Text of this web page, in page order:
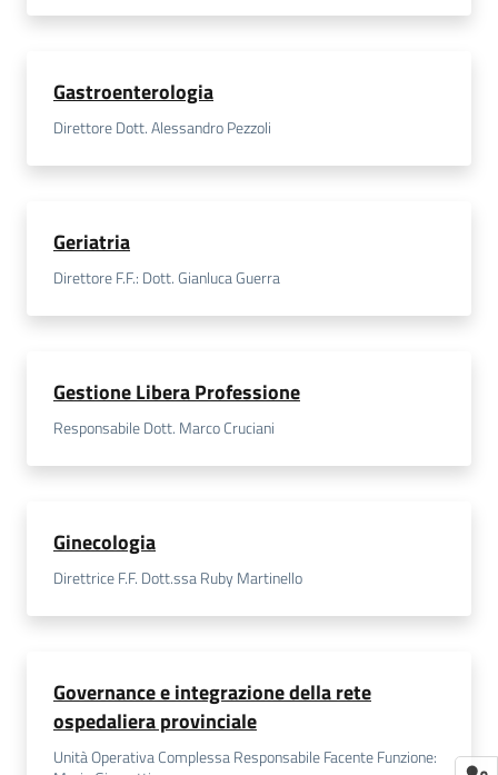
Gastroenterologia
Direttore Dott. Alessandro Pezzoli
Geriatria
Direttore F.F.: Dott. Gianluca Guerra
Gestione Libera Professione
Responsabile Dott. Marco Cruciani
Ginecologia
Direttrice F.F. Dott.ssa Ruby Martinello
Governance e integrazione della rete
ospedaliera provinciale
Unità Operativa Complessa Responsabile Facente Funzione: